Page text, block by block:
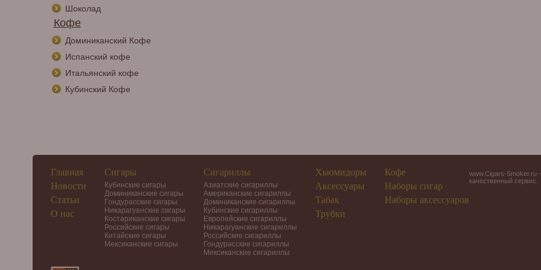
Шоколад
Кофе
Доминиканский Кофе
Испанский кофе
Итальянский кофе
Кубинский Кофе
Главная
Новости
Статьи
О нас
Сигары
Кубинские сигары
Доминиканские сигары
Гондурасские сигары
Никарагуанские сигары
Костариканские сигары
Российские сигары
Китайские сигары
Мексиканские сигары
Сигариллы
Азиатские сигариллы
Американские сигариллы
Доминиканские сигариллы
Кубинские сигариллы
Европейские сигариллы
Никарагуанские сигариллы
Российские сигариллы
Гондурасские сигариллы
Мексиканские сигариллы
Хьюмидоры
Аксессуары
Табак
Трубки
Кофе
Наборы сигар
Наборы аксессуаров
www.Cigars-Smoker.ru
качественный сервис.